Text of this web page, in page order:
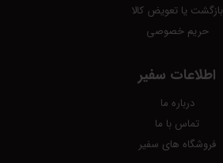
بازگشت یا تعویض کالا
حریم خصوصی
اطلاعات سفیر
درباره ما
تماس با ما
فروشگاه های سفیر